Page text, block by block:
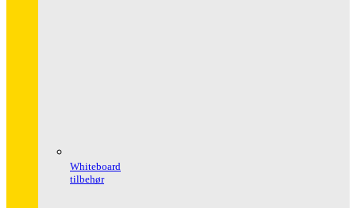
Whiteboard
tilbehør